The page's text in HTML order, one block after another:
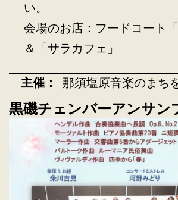
い。
会場のお店：フードコート「
＆「サラカフェ」
主催： 那須塩原音楽のまち
黒磯チェンバーアンサン